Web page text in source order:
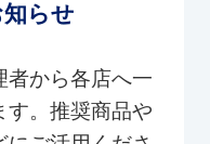
らせ
者から各店へ一
す。推奨商品や